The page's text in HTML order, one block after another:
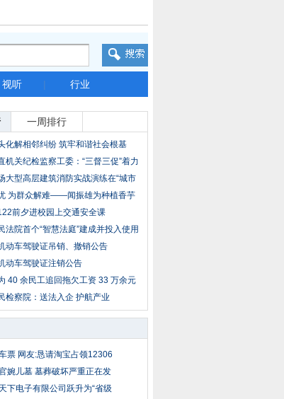
视听 | 行业
一周排行
化解相邻纠纷 筑牢和谐社会根基
机关纪检监察工委：“三督三促”着力
大型高层建筑消防实战演练在“城市
为群众解难——闻振雄为种植香芋
前夕进校园上交通安全课
法院首个“智慧法庭”建成并投入使用
动车驾驶证吊销、撤销公告
动车驾驶证注销公告
40 余民工追回拖欠工资 33 万余元
检察院：送法入企 护航产业
票 网友:恳请淘宝占领12306
婉儿墓 墓葬破坏严重正在发
下电子有限公司跃升为“省级